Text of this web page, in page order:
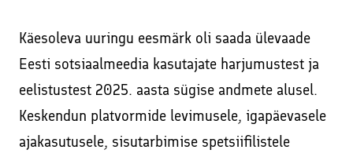
Facebooki reklaam ehk tasulise Facebooki kampaania
läbiviimine
Kodulehtede tegemine ja tehniline audit
Kodulehe tekstide kirjutamine
Sotsiaalmeediaturunduse koolitused ja SEO koolitused
Sotsiaalmeedia koolitus veebis – turundamine
Facebookis ja Instagramis
Veebikoolitus – sissejuhatus meiliturundusse
Tehtud tööd
VÄRSKED UUDISED E-MAILILE!
Käesoleva uuringu eesmärk oli saada ülevaade
Eesti sotsiaalmeedia kasutajate harjumustest ja
eelistustest 2025. aasta sügise andmete alusel.
Keskendun platvormide levimusele, igapäevasele
ajakasutusele, sisutarbimise spetsiifilistele